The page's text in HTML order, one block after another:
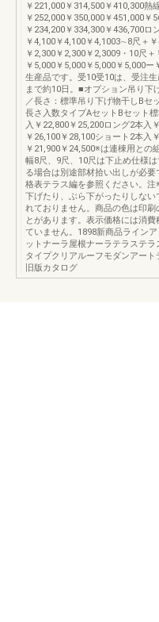
￥221,000￥314,500￥410,300熱
￥252,000￥350,000￥451,000￥
￥234,200￥334,300￥436,700ロ
￥4,100￥4,100￥4,1003∼8尺＋
￥2,300￥2,300￥2,3009・10尺
￥5,000￥5,000￥5,000￥5,000
生産品です。受10受10は、受注
まで約10日。■オプション吊り下
／長さ：標準吊り下げ物干しBセ
長さ入数タイプAセットBセット
入￥22,800￥25,200ロング2本入
￥26,100￥28,100ショート2本入
￥21,900￥24,500※は連棟用との
幅8尺、9尺、10尺は下止め仕様
る場合は別途部材拾い出しが必
格表テラス編を参照ください。
下げたり、ぶら下がったりしな
れておりません。商品の色は印刷
とがあります。表示価格には消
ていません。1898新商品ライン
ットナーラ屋根ナーラテラステ
タイプクリアルーフモダンアー
旧版カタログ